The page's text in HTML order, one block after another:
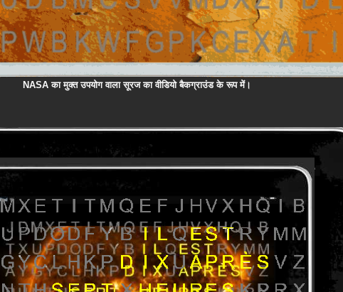
NASA का मुक्त उपयोग वाला सूरज का वीडियो बैकग्राउंड के रूप में।